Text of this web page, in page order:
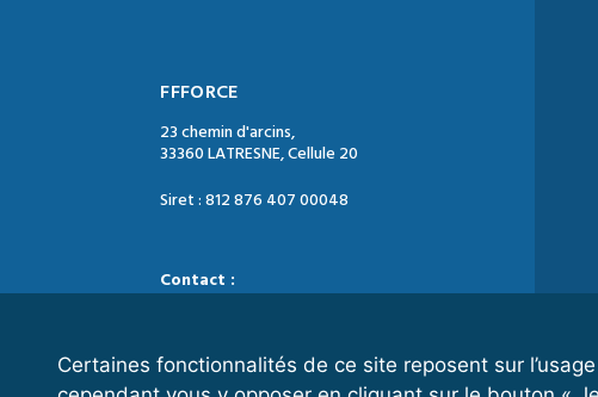
Certaines fonctionnalités de ce site reposent sur
FFFORCE
23 chemin d'arcins,
33360 LATRESNE, Cellule 20
Siret : 812 876 407 00048
Contact :